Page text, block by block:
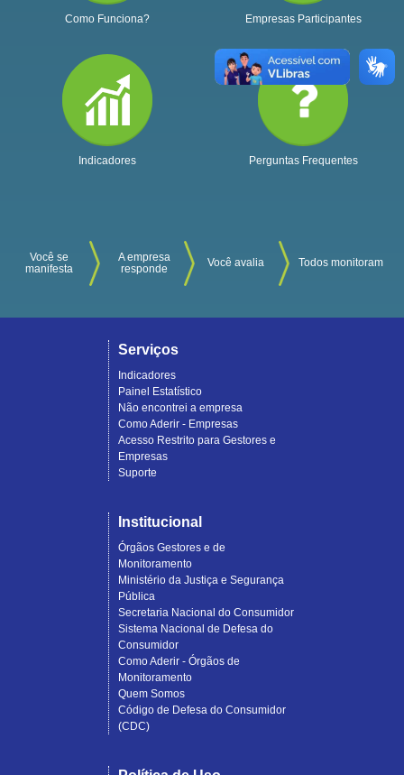
Como Funciona? Empresas Participantes
Indicadores Perguntas Frequentes
Você se
manifesta
A empresa
responde
Você avalia Todos monitoram
Serviços
Indicadores
Painel Estatístico
Não encontrei a empresa
Como Aderir - Empresas
Acesso Restrito para Gestores e
Empresas
Suporte
Institucional
Órgãos Gestores e de
Monitoramento
Ministério da Justiça e Segurança
Pública
Secretaria Nacional do Consumidor
Sistema Nacional de Defesa do
Consumidor
Como Aderir - Órgãos de
Monitoramento
Quem Somos
Código de Defesa do Consumidor
(CDC)